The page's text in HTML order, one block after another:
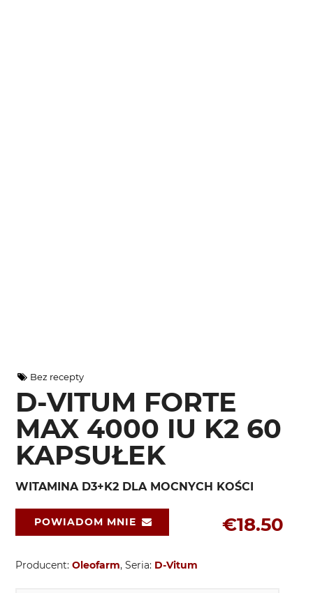
Bez recepty
D-VITUM FORTE
MAX 4000 IU K2 60
KAPSUŁEK
WITAMINA D3+K2 DLA MOCNYCH KOŚCI
€18.50
POWIADOM MNIE
Producent: Oleofarm, Seria: D-Vitum